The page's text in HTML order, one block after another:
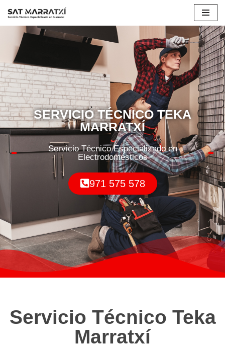
Saltar
contenido
SERVICIO TÉCNICO TEKA
MARRATXÍ
Servicio Técnico Especializado en
Electrodomésticos
971 575 578
Servicio Técnico Teka
Marratxí